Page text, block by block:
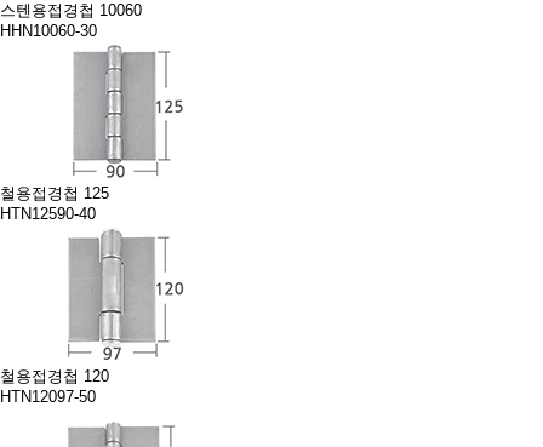
스텐용접경첩 10060
HHN10060-30
철용접경첩 125
HTN12590-40
철용접경첩 120
HTN12097-50